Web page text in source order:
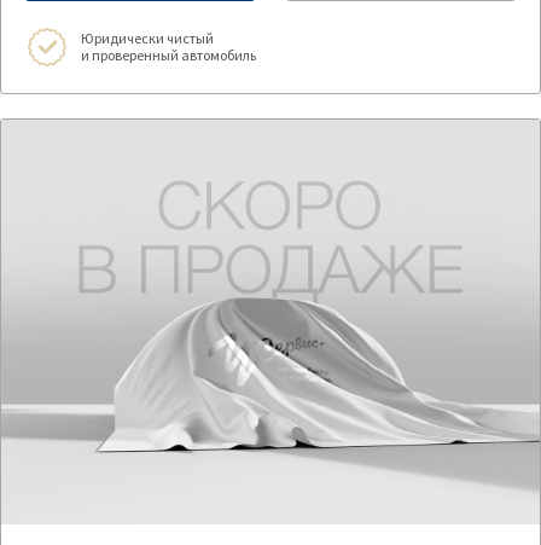
Юридически чистый
и проверенный автомобиль